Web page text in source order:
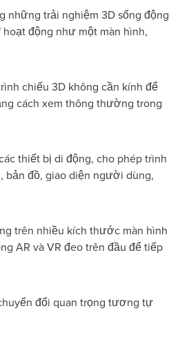
những trải nghiệm 3D sống động
động như một màn hình,
chiếu 3D không cần kính để
cách xem thông thường trong
thiết bị di động, cho phép trình
bản đồ, giao diện người dùng,
trên nhiều kích thước màn hình
AR và VR đeo trên đầu để tiếp
đổi quan trọng tương tự